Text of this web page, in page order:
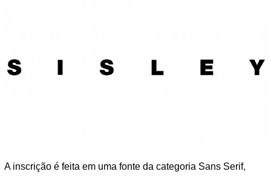
A inscrição é feita em uma fonte da categoria Sans Serif,